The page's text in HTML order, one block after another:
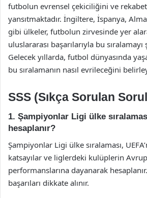
futbolun evrensel çekiciliğini ve
yansıtmaktadır. İngiltere, İspanya,
gibi ülkeler, futbolun zirvesinde yer
uluslararası başarılarıyla bu
Gelecek yıllarda, futbol dünyasında
bu sıralamanın nasıl evrileceğini
SSS (Sıkça Sorulan
1. Şampiyonlar Ligi ülke
hesaplanır?
Şampiyonlar Ligi ülke sıralaması,
katsayılar ve liglerdeki kulüplerin
performanslarına dayanarak hesaplanır.
başarıları dikkate alınır.